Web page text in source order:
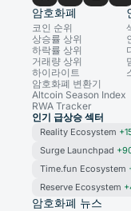
암호화폐
코인 순위
상승률 상위
하락률 상위
거래량 상위
하이라이트
암호화폐 변환기
Altcoin Season Index
RWA Tracker
인기 급상승 섹터
Reality Ecosystem
Surge Launchpad
Time.fun Ecosystem
Reserve Ecosystem
암호화폐 뉴스